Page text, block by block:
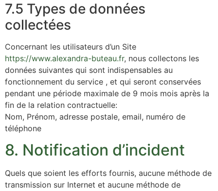
7.5 Types de données
collectées
Concernant les utilisateurs d’un Site
https://www.alexandra-buteau.fr, nous collectons les
données suivantes qui sont indispensables au
fonctionnement du service , et qui seront conservées
pendant une période maximale de 9 mois mois après la
fin de la relation contractuelle:
Nom, Prénom, adresse postale, email, numéro de
téléphone
8. Notification d’incident
Quels que soient les efforts fournis, aucune méthode de
transmission sur Internet et aucune méthode de